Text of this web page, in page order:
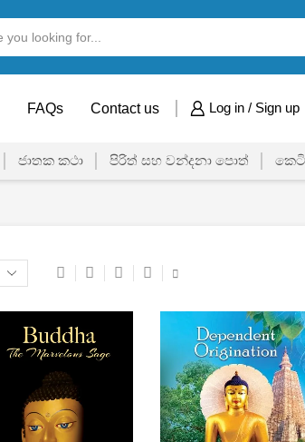
FAQs Contact us Log in / Sign up
ජාතක කථා පිරිත් සහ වන්දනා පොත්